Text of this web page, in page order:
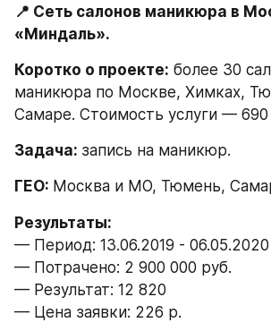
📍 Сеть салонов маникюра в
«Миндаль».
Коротко о проекте: более 30
маникюра по Москве, Химках,
Самаре. Стоимость услуги — 690
Задача: запись на маникюр.
ГЕО: Москва и МО, Тюмень,
— Период: 13.06.2019 - 06.05.2020
— Потрачено: 2 900 000 руб.
— Результат: 12 820
— Цена заявки: 226 р.